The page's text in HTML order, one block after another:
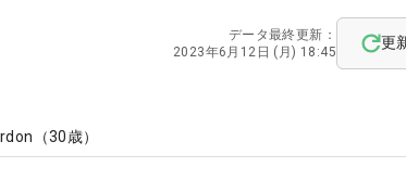
データ最終更新：
2023年6月12日 (月) 18:45
更
（30歳）